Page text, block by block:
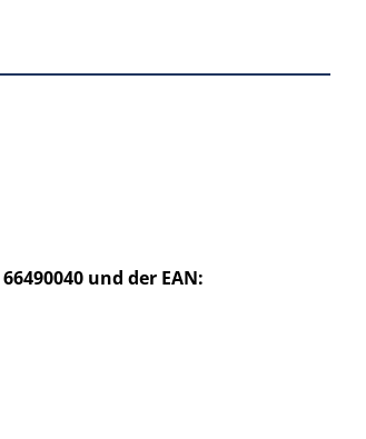
und der EAN: